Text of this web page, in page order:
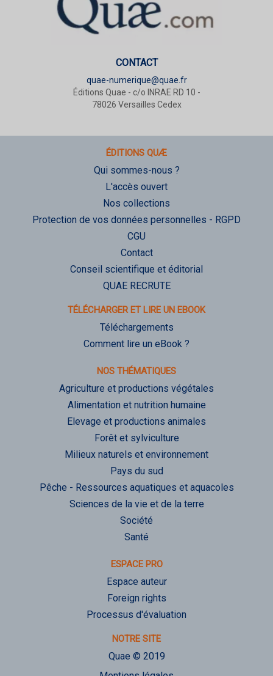
CONTACT
quae-numerique@quae.fr
Éditions Quae - c/o INRAE RD 10 -
78026 Versailles Cedex
ÉDITIONS QUÆ
Qui sommes-nous ?
L'accès ouvert
Nos collections
Protection de vos données personnelles - RGPD
CGU
Contact
Conseil scientifique et éditorial
QUAE RECRUTE
TÉLÉCHARGER ET LIRE UN EBOOK
Téléchargements
Comment lire un eBook ?
NOS THÉMATIQUES
Agriculture et productions végétales
Alimentation et nutrition humaine
Elevage et productions animales
Forêt et sylviculture
Milieux naturels et environnement
Pays du sud
Pêche - Ressources aquatiques et aquacoles
Sciences de la vie et de la terre
Société
Santé
ESPACE PRO
Espace auteur
Foreign rights
Processus d'évaluation
NOTRE SITE
Quae © 2019